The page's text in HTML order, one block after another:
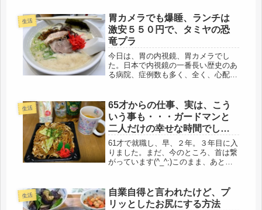
生活
胃カメラでも爆睡、ランチは
激安５５０円で、タミヤの恐
竜プラ
今日は、胃の内視鏡、胃カメラでし
た。日本で内視鏡の一番長い歴史のあ
る病院、症例数も多く、全く、心配す
前手術で入院した棟が外来になり、恐
ろし広くきれいになっていました。や
っぱ...
生活
65才からの仕事、実は、こう
いう事も・・・ガードマンと
二人だけの幸せな時間でし
た。
61才で就職し、早、２年。３年目に入
りました。まだ、今のところ、首は繋
がっています(^_^;)このまま、あと２
を送ってくれているからだと感謝して
います。それで、65才になっ...
生活
自業自得と言われたけど、プ
リッとしたお尻にする方法